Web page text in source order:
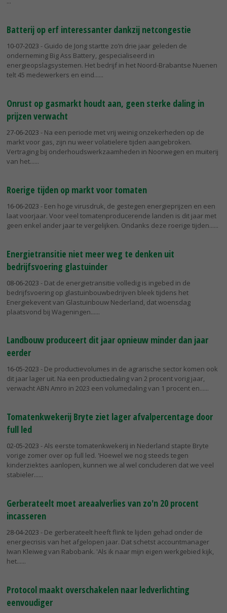
Batterij op erf interessanter dankzij netcongestie
10-07-2023 - Guido de Jong startte zo’n drie jaar geleden de
onderneming Big Ass Battery, gespecialiseerd in
energieopslagsystemen. Het bedrijf in het Noord-Brabantse Nuenen
telt 45 medewerkers en eind...
Onrust op gasmarkt houdt aan, geen sterke daling in
prijzen verwacht
27-06-2023 - Na een periode met vrij weinig onzekerheden op de
markt voor gas, zijn nu weer volatielere tijden aangebroken.
Vertraging bij onderhoudswerkzaamheden in Noorwegen en muiterij
van het...
Roerige tijden op markt voor tomaten
16-06-2023 - Een hoge virusdruk, de gestegen energieprijzen en een
laat voorjaar. Voor veel tomatenproducerende landen is dit jaar met
geen enkel ander jaar te vergelijken. Ondanks deze roerige tijden...
Energietransitie niet meer weg te denken uit
bedrijfsvoering glastuinder
08-06-2023 - Dat de energietransitie volledig is ingebed in de
bedrijfsvoering op glastuinbouwbedrijven bleek tijdens het
Energiekevent van Glastuinbouw Nederland, dat woensdag
plaatsvond bij Wageningen...
Landbouw produceert dit jaar opnieuw minder dan jaar
eerder
16-05-2023 - De productievolumes in de agrarische sector komen ook
dit jaar lager uit. Na een productiedaling van 2 procent vorig jaar,
verwacht ABN Amro in 2023 een volumedaling van 1 procent en...
Tomatenkwekerij Bryte ziet lager afvalpercentage door
full led
02-05-2023 - Als eerste tomatenkwekerij in Nederland stapte Bryte
vorige zomer over op full led. 'Hoewel we nog steeds tegen
kinderziektes aanlopen, kunnen we al wel concluderen dat we veel
stabieler...
Gerberateelt moet areaalverlies van zo'n 20 procent
incasseren
28-04-2023 - De gerberateelt heeft flink te lijden gehad onder de
energiecrisis van het afgelopen jaar. Dat schetst accountmanager
Iwan Kleiweg van Rabobank. 'Als ik naar mijn eigen werkgebied kijk,
het...
Protocol maakt overschakelen naar ledverlichting
eenvoudiger